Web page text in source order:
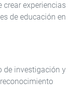
crear experiencias
de educación en
de investigación y